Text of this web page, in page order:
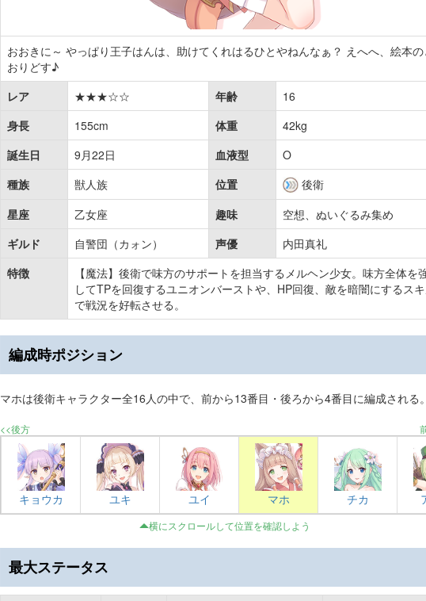
おおきに～ やっぱり王子はんは、助けてくれはるひとやねんなぁ？ えへへ、絵本
おりどす♪
レア
★★★☆☆ 年齢
16
身長
155cm 体重
42kg
誕生日
9月22日 血液型
O
種族
獣人族 位置
後衛
星座
乙女座 趣味
空想、ぬいぐるみ集め
ギルド
自警団（カォン） 声優
内田真礼
特徴
【魔法】後衛で味方のサポートを担当するメルヘン少女。味方全体を
してTPを回復するユニオンバーストや、HP回復、敵を暗闇にするス
で戦況を好転させる。
編成時ポジション
マホは後衛キャラクター全16人の中で、前から13番目・後ろから4番目に編成される
<<後方
キョウカ ユキ ユイ マホ チカ
横にスクロールして位置を確認しよう
最大ステータス